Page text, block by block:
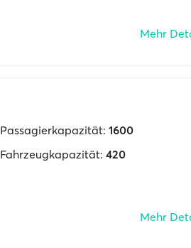
Mehr
Passagierkapazität: 1600
Fahrzeugkapazität: 420
Mehr